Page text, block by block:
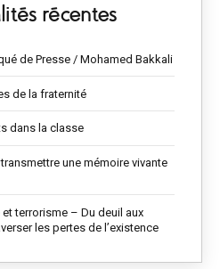
récentes
de Presse / Mohamed Bakkali
de la fraternité
dans la classe
une mémoire vivante
terrorisme – Du deuil aux
les pertes de l’existence